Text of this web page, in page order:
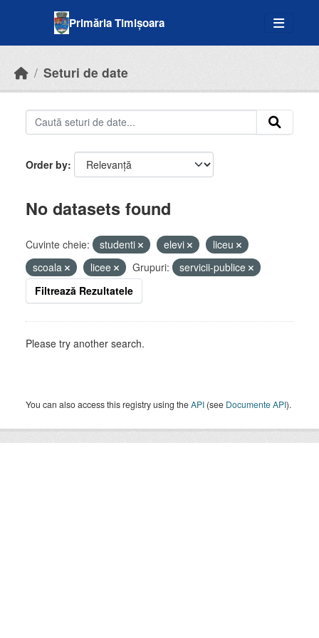
Primăria Timișoara
Seturi de date
Order by
No datasets found
Cuvinte cheie: studenti elevi
liceu
scoala
licee Grupuri:
servicii-publice
Filtrează Rezultatele
Please try another search.
You can also access this registry using theAPI (see Documente API).